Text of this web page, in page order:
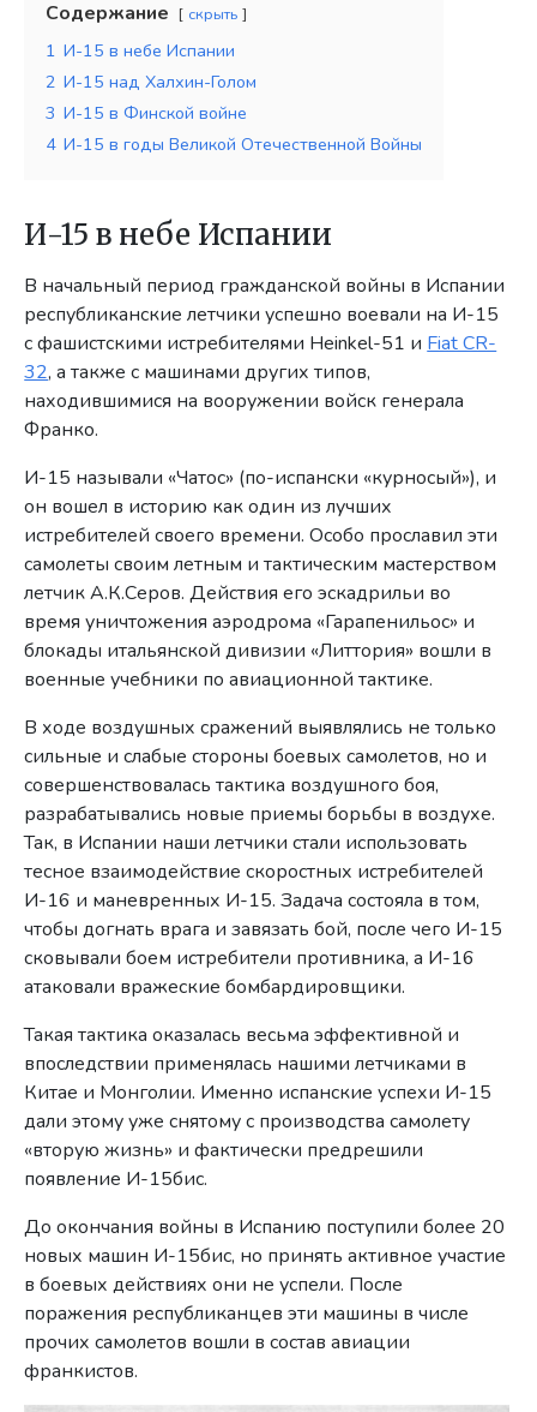
Содержание скрыть
1 И-15 в небе Испании
2 И-15 над Халхин-Голом
3 И-15 в Финской войне
4 И-15 в годы Великой Отечественной Войны
И-15 в небе Испании
В начальный период гражданской войны в Испании
республиканские летчики успешно воевали на И-15
с фашистскими истребителями Heinkel-51 и Fiat CR-
32, а также с машинами других типов,
находившимися на вооружении войск генерала
Франко.
И-15 называли «Чатос» (по-испански «курносый»), и
он вошел в историю как один из лучших
истребителей своего времени. Особо прославил эти
самолеты своим летным и тактическим мастерством
летчик А.К.Серов. Действия его эскадрильи во
время уничтожения аэродрома «Гарапенильос» и
блокады итальянской дивизии «Литтория» вошли в
военные учебники по авиационной тактике.
В ходе воздушных сражений выявлялись не только
сильные и слабые стороны боевых самолетов, но и
совершенствовалась тактика воздушного боя,
разрабатывались новые приемы борьбы в воздухе.
Так, в Испании наши летчики стали использовать
тесное взаимодействие скоростных истребителей
И-16 и маневренных И-15. Задача состояла в том,
чтобы догнать врага и завязать бой, после чего И-15
сковывали боем истребители противника, а И-16
атаковали вражеские бомбардировщики.
Такая тактика оказалась весьма эффективной и
впоследствии применялась нашими летчиками в
Китае и Монголии. Именно испанские успехи И-15
дали этому уже снятому с производства самолету
«вторую жизнь» и фактически предрешили
появление И-15бис.
До окончания войны в Испанию поступили более 20
новых машин И-15бис, но принять активное участие
в боевых действиях они не успели. После
поражения республиканцев эти машины в числе
прочих самолетов вошли в состав авиации
франкистов.